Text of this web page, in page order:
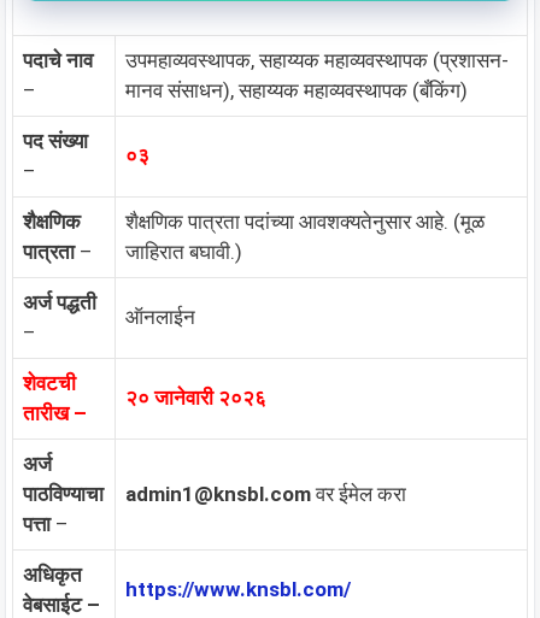
पदाचे नाव
–
उपमहाव्यवस्थापक, सहाय्यक महाव्यवस्थापक (प्रशासन-
मानव संसाधन), सहाय्यक महाव्यवस्थापक (बँकिंग)
पद संख्या
–
०३
शैक्षणिक
पात्रता–
शैक्षणिक पात्रता पदांच्या आवशक्यतेनुसार आहे. (मूळ
जाहिरात बघावी.)
अर्ज पद्धती
–
ऑनलाईन
शेवटची
तारीख –
२० जानेवारी २०२६
अर्ज
पाठविण्याचा
पत्ता–
admin1@knsbl.comवर ईमेल करा
अधिकृत
वेबसाईट –
https://www.knsbl.com/